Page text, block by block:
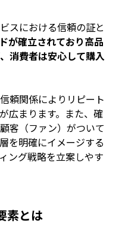
スにおける信頼の証と
が確立されており高品
消費者は安心して購入
頼関係によりリピート
広まります。また、確
客（ファン）がついて
を明確にイメージする
ング戦略を立案しやす
素とは